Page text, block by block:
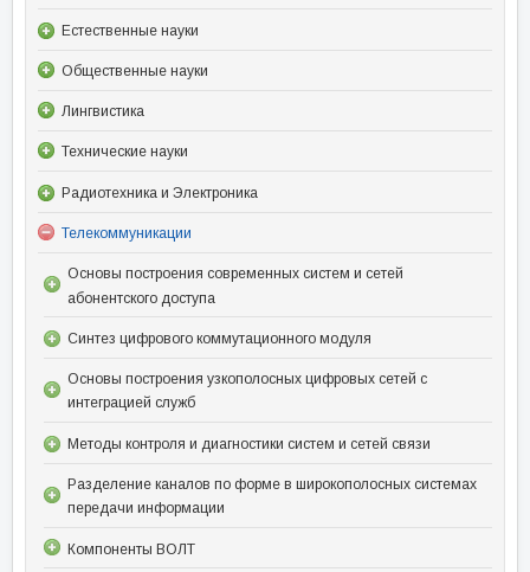
Естественные науки
Общественные науки
Лингвистика
Технические науки
Радиотехника и Электроника
Телекоммуникации
Основы построения современных систем и сетей
абонентского доступа
Синтез цифрового коммутационного модуля
Основы построения узкополосных цифровых сетей с
интеграцией служб
Методы контроля и диагностики систем и сетей связи
Разделение каналов по форме в широкополосных системах
передачи информации
Компоненты ВОЛТ